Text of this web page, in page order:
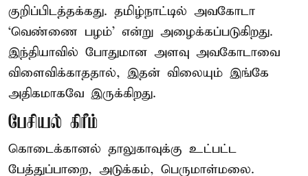
குறிப்பிடத்தக்கது. தமிழ்நாட்டில் அவகோடா
‘வெண்ணை பழம்’ என்று அழைக்கப்படுகிறது.
இந்தியாவில் போதுமான அளவு அவகோடாவை
விளைவிக்காததால், இதன் விலையும் இங்கே
அதிகமாகவே இருக்கிறது.
பேசியல் கிரீம்
கொடைக்கானல் தாலுகாவுக்கு உட்பட்ட
பேத்துப்பாறை, அடுக்கம், பெருமாள்மலை.